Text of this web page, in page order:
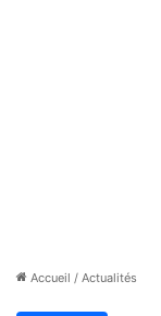
Accueil / Actualités